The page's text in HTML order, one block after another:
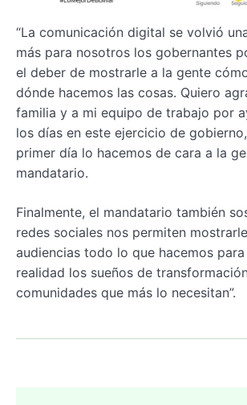
“La comunicación digital se volvió
más para nosotros los gobernantes
el deber de mostrarle a la gente
dónde hacemos las cosas. Quiero
familia y a mi equipo de trabajo por
los días en este ejercicio de
primer día lo hacemos de cara a la
mandatario.
Finalmente, el mandatario también
redes sociales nos permiten
audiencias todo lo que hacemos
realidad los sueños de
comunidades que más lo necesitan”.